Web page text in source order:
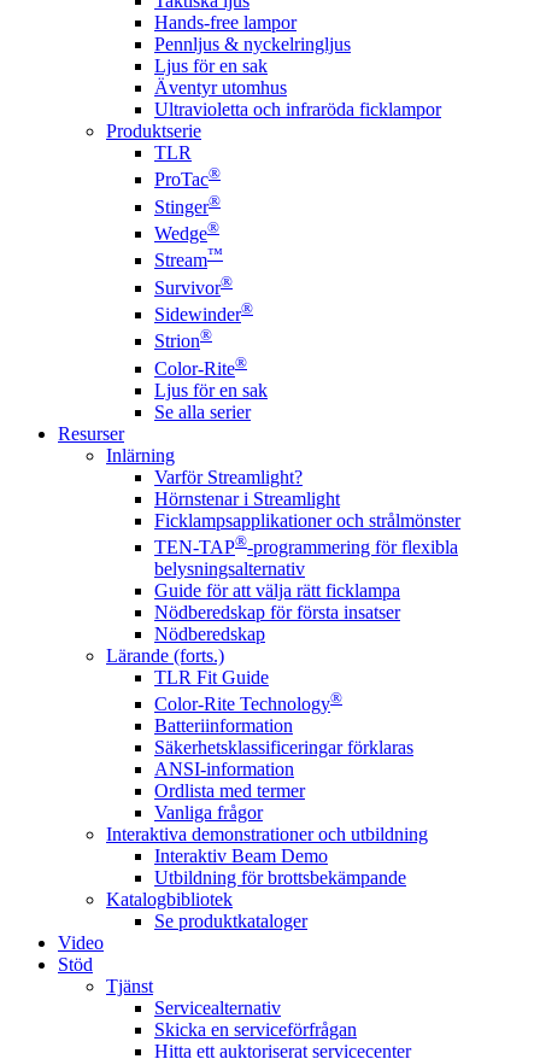
Hands-free lampor
Pennljus & nyckelringljus
Ljus för en sak
Äventyr utomhus
Ultravioletta och infraröda ficklampor
Produktserie
TLR
ProTac®
Stinger®
Wedge®
Stream™
Survivor®
Sidewinder®
Strion®
Color-Rite®
Ljus för en sak
Se alla serier
Resurser
Inlärning
Varför Streamlight?
Hörnstenar i Streamlight
Ficklampsapplikationer och strålmönster
TEN-TAP®-programmering för flexibla
belysningsalternativ
Guide för att välja rätt ficklampa
Nödberedskap för första insatser
Nödberedskap
Lärande (forts.)
TLR Fit Guide
Color-Rite Technology®
Batteriinformation
Säkerhetsklassificeringar förklaras
ANSI-information
Ordlista med termer
Vanliga frågor
Interaktiva demonstrationer och utbildning
Interaktiv Beam Demo
Utbildning för brottsbekämpande
Katalogbibliotek
Se produktkataloger
Video
Stöd
Tjänst
Servicealternativ
Skicka en serviceförfrågan
Hitta ett auktoriserat servicecenter